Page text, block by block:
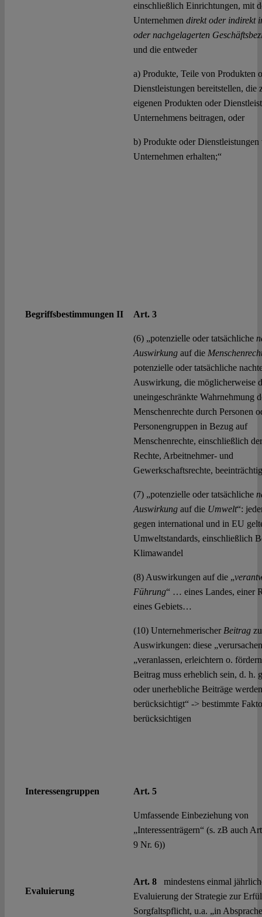
einschließlich Einrichtungen, mit
Unternehmen direkt oder indirekt
oder nachgelagerten
und die entweder
a) Produkte, Teile von Produkten
Dienstleistungen bereitstellen, die
eigenen Produkten oder
Unternehmens beitragen, oder
b) Produkte oder Dienstleistungen
Unternehmen erhalten;“
Begriffsbestimmungen II Art. 3
(6) „potenzielle oder tatsächliche
Auswirkungauf die
potenzielle oder tatsächliche
Auswirkung, die möglicherweise
uneingeschränkte Wahrnehmung
Menschenrechte durch Personen
Personengruppen in Bezug auf
Menschenrechte, einschließlich
Rechte, Arbeitnehmer- und
Gewerkschaftsrechte,
(7) „potenzielle oder tatsächliche
Auswirkungauf die Umwelt“:
gegen international und in EU
Umweltstandards, einschließlich
Klimawandel
(8) Auswirkungen auf die „
Führung“ … eines Landes, einer
eines Gebiets…
(10) Unternehmerischer Beitragzu
Auswirkungen: diese
„veranlassen, erleichtern o.
Beitrag muss erheblich sein, d. h.
oder unerhebliche Beiträge
berücksichtigt“ -> bestimmte
berücksichtigen
Interessengruppen Art. 5
Umfassende Einbeziehung von
„Interessenträgern“ (s. zB auch
9 Nr. 6))
Evaluierung
Art. 8mindestens einmal
Evaluierung der Strategie zur
Sorgfaltspflicht, u.a. „in